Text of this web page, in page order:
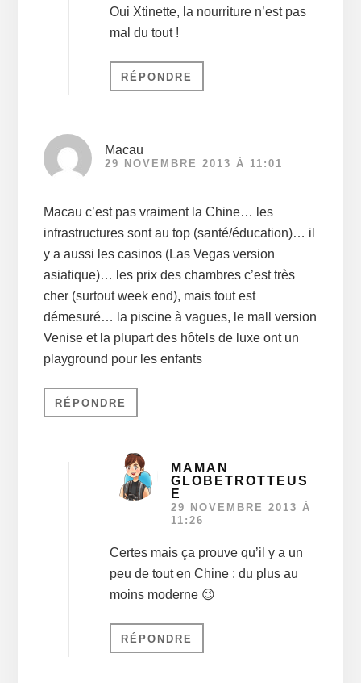
Oui Xtinette, la nourriture n’est pas
mal du tout !
RÉPONDRE
Macau
29 NOVEMBRE 2013 À 11:01
Macau c’est pas vraiment la Chine… les
infrastructures sont au top (santé/éducation)… il
y a aussi les casinos (Las Vegas version
asiatique)… les prix des chambres c’est très
cher (surtout week end), mais tout est
démesuré… la piscine à vagues, le mall version
Venise et la plupart des hôtels de luxe ont un
playground pour les enfants
RÉPONDRE
MAMAN
GLOBETROTTEUS
E
29 NOVEMBRE 2013 À
11:26
Certes mais ça prouve qu’il y a un
peu de tout en Chine : du plus au
moins moderne 😉
RÉPONDRE